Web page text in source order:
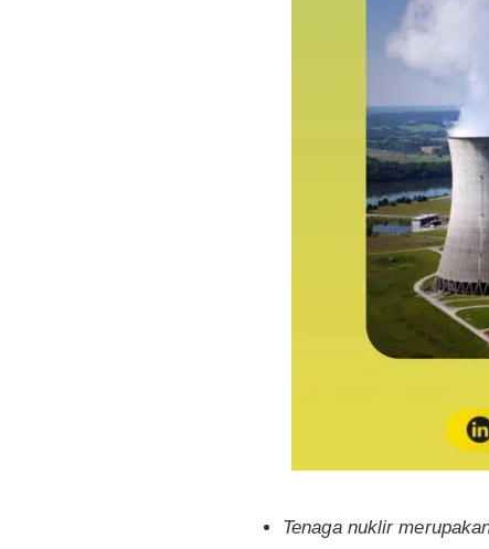
Tenaga nuklir